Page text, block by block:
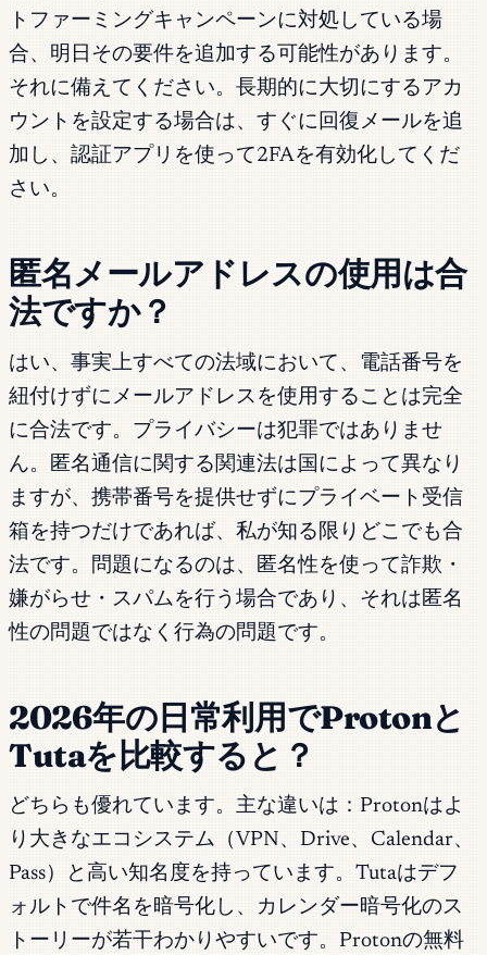
トファーミングキャンペーンに対処している場
合、明日その要件を追加する可能性があります。
それに備えてください。長期的に大切にするアカ
ウントを設定する場合は、すぐに回復メールを追
加し、認証アプリを使って2FAを有効化してくだ
さい。
匿名メールアドレスの使用は合
法ですか？
はい、事実上すべての法域において、電話番号を
紐付けずにメールアドレスを使用することは完全
に合法です。プライバシーは犯罪ではありませ
ん。匿名通信に関する関連法は国によって異なり
ますが、携帯番号を提供せずにプライベート受信
箱を持つだけであれば、私が知る限りどこでも合
法です。問題になるのは、匿名性を使って詐欺・
嫌がらせ・スパムを行う場合であり、それは匿名
性の問題ではなく行為の問題です。
2026年の日常利用でProtonと
Tutaを比較すると？
どちらも優れています。主な違いは：Protonはよ
り大きなエコシステム（VPN、Drive、Calendar、
Pass）と高い知名度を持っています。Tutaはデフ
ォルトで件名を暗号化し、カレンダー暗号化のス
トーリーが若干わかりやすいです。Protonの無料